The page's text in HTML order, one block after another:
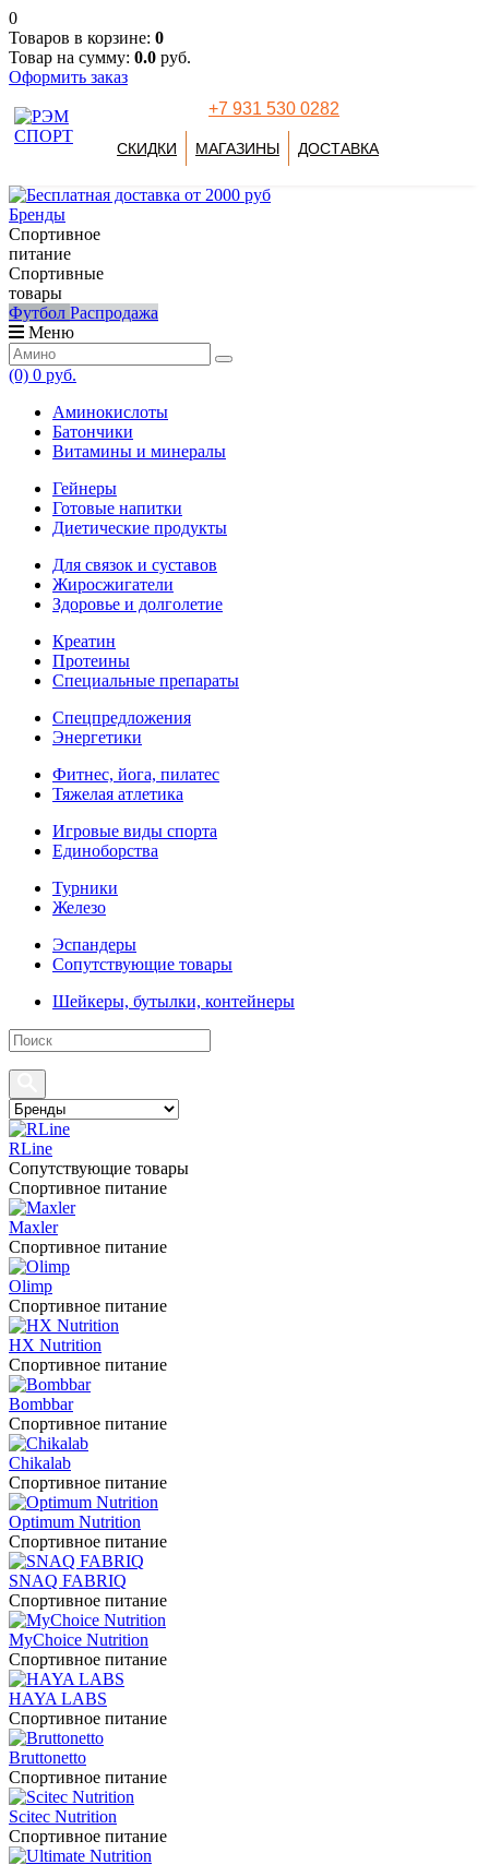
0
Товаров в корзине: 0
Товар на сумму: 0.0 руб.
Оформить заказ
+7 931 530 0282
СКИДКИ МАГАЗИНЫ ДОСТАВКА
Бренды
Спортивное
питание
Спортивные
товары
Футбол Распродажа
Меню
(0) 0 руб.
Аминокислоты
Батончики
Витамины и минералы
Гейнеры
Готовые напитки
Диетические продукты
Для связок и суставов
Жиросжигатели
Здоровье и долголетие
Креатин
Протеины
Специальные препараты
Спецпредложения
Энергетики
Фитнес, йога, пилатес
Тяжелая атлетика
Игровые виды спорта
Единоборства
Турники
Железо
Эспандеры
Сопутствующие товары
Шейкеры, бутылки, контейнеры
RLine
Сопутствующие товары
Спортивное питание
Maxler
Спортивное питание
Olimp
Спортивное питание
HX Nutrition
Спортивное питание
Bombbar
Спортивное питание
Chikalab
Спортивное питание
Optimum Nutrition
Спортивное питание
SNAQ FABRIQ
Спортивное питание
MyChoice Nutrition
Спортивное питание
HAYA LABS
Спортивное питание
Bruttonetto
Спортивное питание
Scitec Nutrition
Спортивное питание